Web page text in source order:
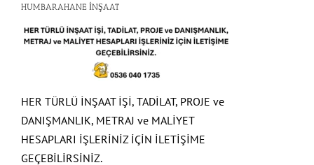
HUMBARAHANE İNŞAAT
HER TÜRLÜ İNŞAAT İŞİ, TADİLAT, PROJE ve
DANIŞMANLIK, METRAJ ve MALİYET
HESAPLARI İŞLERİNİZ İÇİN İLETİŞİME
GEÇEBİLİRSİNİZ.